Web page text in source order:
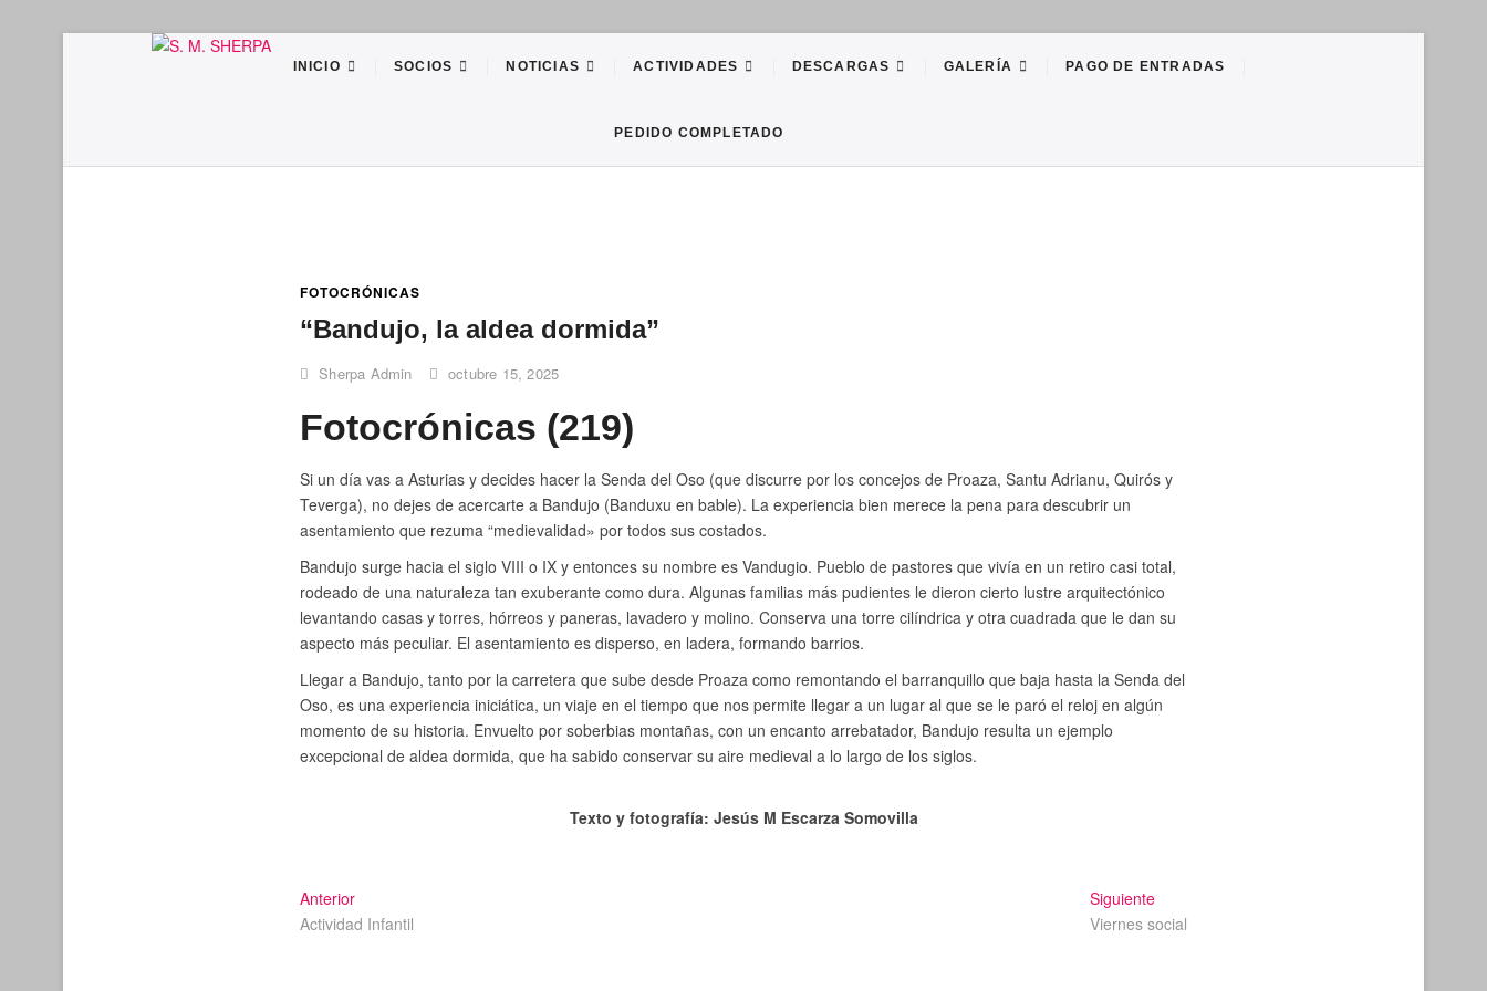
S. M. SHERPA
SOCIEDAD DE MONTAÑA SHERPA DE LA RIOJA
INICIO SOCIOS NOTICIAS ACTIVIDADES DESCARGAS GALERÍA PAGO DE ENTRADAS
PEDIDO COMPLETADO
FOTOCRÓNICAS
“Bandujo, la aldea dormida”
Sherpa Admin octubre 15, 2025
Fotocrónicas (219)
Si un día vas a Asturias y decides hacer la Senda del Oso (que discurre por los concejos de Proaza, Santu Adrianu, Quirós y
Teverga), no dejes de acercarte a Bandujo (Banduxu en bable). La experiencia bien merece la pena para descubrir un
asentamiento que rezuma “medievalidad» por todos sus costados.
Bandujo surge hacia el siglo VIII o IX y entonces su nombre es Vandugio. Pueblo de pastores que vivía en un retiro casi total,
rodeado de una naturaleza tan exuberante como dura. Algunas familias más pudientes le dieron cierto lustre arquitectónico
levantando casas y torres, hórreos y paneras, lavadero y molino. Conserva una torre cilíndrica y otra cuadrada que le dan su
aspecto más peculiar. El asentamiento es disperso, en ladera, formando barrios.
Llegar a Bandujo, tanto por la carretera que sube desde Proaza como remontando el barranquillo que baja hasta la Senda del
Oso, es una experiencia iniciática, un viaje en el tiempo que nos permite llegar a un lugar al que se le paró el reloj en algún
momento de su historia. Envuelto por soberbias montañas, con un encanto arrebatador, Bandujo resulta un ejemplo
excepcional de aldea dormida, que ha sabido conservar su aire medieval a lo largo de los siglos.
Texto y fotografía: Jesús M Escarza Somovilla
Navegación
AnteriorEntrada
anterior:
Actividad Infantil
SiguienteEntrada
siguiente:
Viernes social